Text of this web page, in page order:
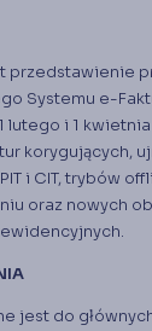
przedstawienie
Systemu e-
lutego i 1
korygujących,
i CIT, trybów
oraz nowych
jest do